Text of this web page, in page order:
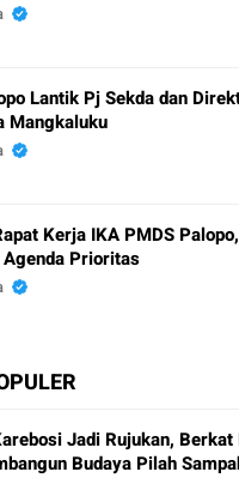
Lantik Pj Sekda dan
Mangkaluku
Kerja IKA PMDS Palopo,
Prioritas
Jadi Rujukan,
Budaya Pilah